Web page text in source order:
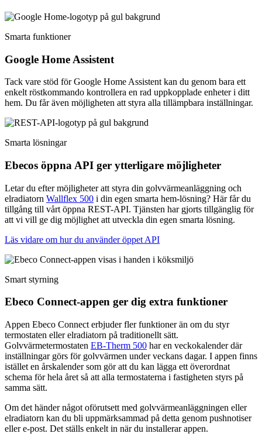
Smarta funktioner
Google Home Assistent
Tack vare stöd för Google Home Assistent kan du genom bara ett
enkelt röstkommando kontrollera en rad uppkopplade enheter i ditt
hem. Du får även möjligheten att styra alla tillämpbara inställningar.
Smarta lösningar
Ebecos öppna API ger ytterligare möjligheter
Letar du efter möjligheter att styra din golvvärmeanläggning och
elradiatorn Wallflex 500 i din egen smarta hem-lösning? Här får du
tillgång till vårt öppna REST-API. Tjänsten har gjorts tillgänglig för
att vi vill ge dig möjlighet att utveckla din egen smarta lösning.
Läs vidare om hur du använder öppet API
Smart styrning
Ebeco Connect-appen ger dig extra funktioner
Appen Ebeco Connect erbjuder fler funktioner än om du styr
termostaten eller elradiatorn på traditionellt sätt.
Golvvärmetermostaten EB-Therm 500 har en veckokalender där
inställningar görs för golvvärmen under veckans dagar. I appen finns
istället en årskalender som gör att du kan lägga ett överordnat
schema för hela året så att alla termostaterna i fastigheten styrs på
samma sätt.
Om det händer något oförutsett med golvvärmeanläggningen eller
elradiatorn kan du bli uppmärksammad på detta genom pushnotiser
eller e-post. Det ställs enkelt in när du installerar appen.